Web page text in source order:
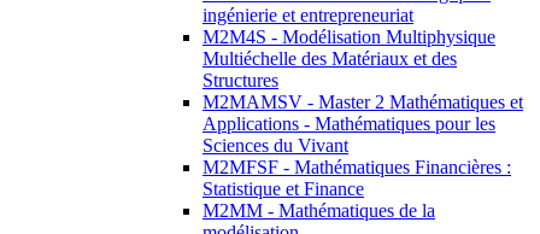
ingénierie et entrepreneuriat
M2M4S - Modélisation Multiphysique
Multiéchelle des Matériaux et des
Structures
M2MAMSV - Master 2 Mathématiques et
Applications - Mathématiques pour les
Sciences du Vivant
M2MFSF - Mathématiques Financières :
Statistique et Finance
M2MM - Mathématiques de la